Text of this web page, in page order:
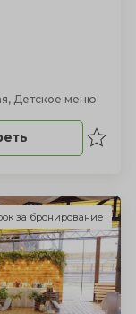
Детское меню
за бронирование